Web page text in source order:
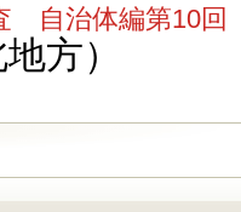
自治体編第10回
方）